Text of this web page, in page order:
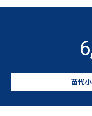
苗代
土・日・祝